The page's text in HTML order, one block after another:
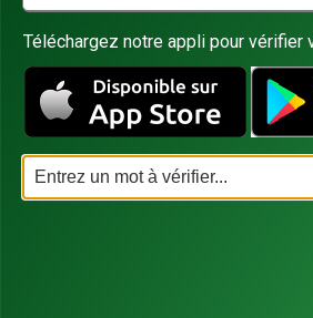
Téléchargez notre appli pour vérifier